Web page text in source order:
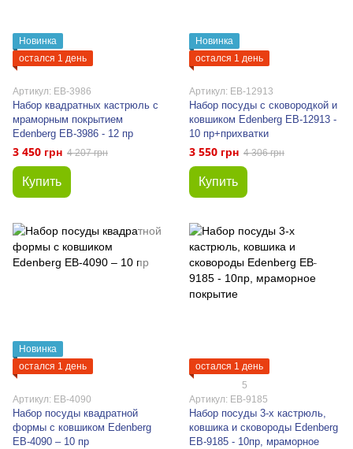
Новинка
остался 1 день
Артикул: EB-3986
Набор квадратных кастрюль с
мраморным покрытием
Edenberg EB-3986 - 12 пр
3 450 грн 4 207 грн
Купить
Новинка
остался 1 день
Артикул: EB-12913
Набор посуды с сковородкой и
ковшиком Edenberg EB-12913 -
10 пр+прихватки
3 550 грн 4 306 грн
Купить
Новинка
остался 1 день
Артикул: EB-4090
Набор посуды квадратной
формы с ковшиком Edenberg
EB-4090 – 10 пр
остался 1 день
5
Артикул: EB-9185
Набор посуды 3-х кастрюль,
ковшика и сковороды Edenberg
EB-9185 - 10пр, мраморное